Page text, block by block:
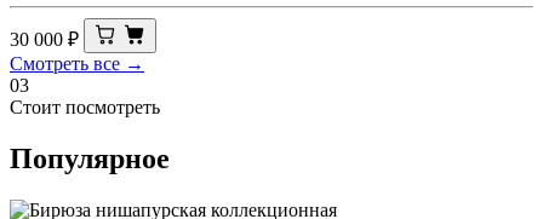
30 000 ₽
Смотреть все →
03
Стоит посмотреть
Популярное